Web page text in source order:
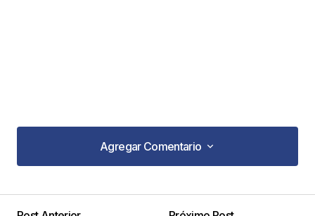
Agregar Comentario
Agregar Comentario